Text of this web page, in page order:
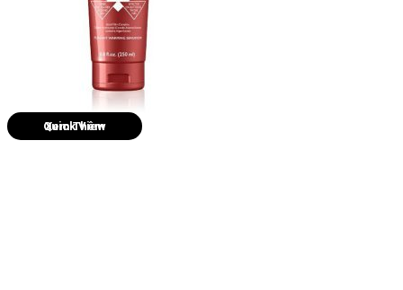
Quick View